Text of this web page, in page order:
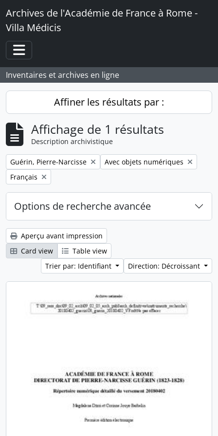
Skip to main content
Archives de l'Académie de France à Rome -
Villa Médicis
Toggle navigation
Inventaires et archives en ligne
Affiner les résultats par :
Affichage de 1 résultats
Description archivistique
Remove filter:
Guérin, Pierre-Narcisse Remove filter:
Avec objets numériques
Remove filter:
Français
Options de recherche avancée
Aperçu avant impression
Card view
Table view
Trier par: Identifiant
Direction: Décroissant